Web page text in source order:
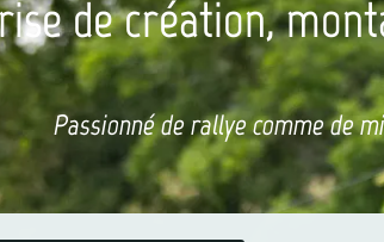
de création,
Passionné de rallye comme de